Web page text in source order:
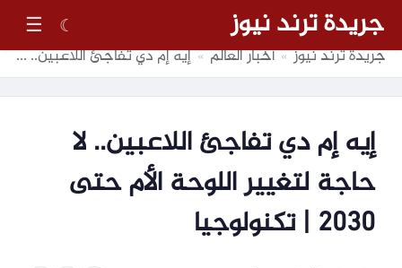
جريدة ترند نيوز ☾
☰
جريدة ترند نيوز » أخبار العالم » إيه إم دي تفاجئ اللاعبين.. لا حاجة لتغيير اللوحة الأم حتى 2030 | تكنولوجيا
إيه إم دي تفاجئ اللاعبين.. لا
حاجة لتغيير اللوحة الأم حتى
2030 | تكنولوجيا